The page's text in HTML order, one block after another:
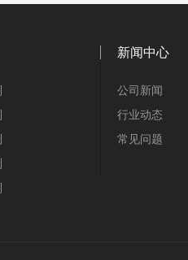
新闻中心
公司新闻
行业动态
常见问题